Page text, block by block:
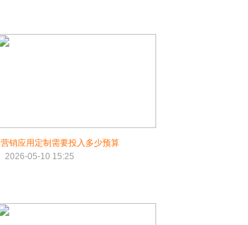
营销应用定制需要投入多少预算
2026-05-10 15:25